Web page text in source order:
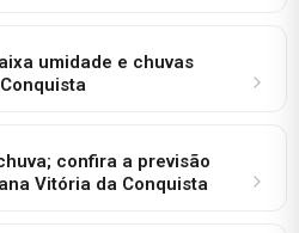
umidade e chuvas
confira a previsão
Vitória da Conquista